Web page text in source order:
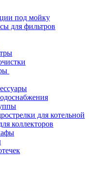
под мойку
для фильтров
для котельной
коллекторов